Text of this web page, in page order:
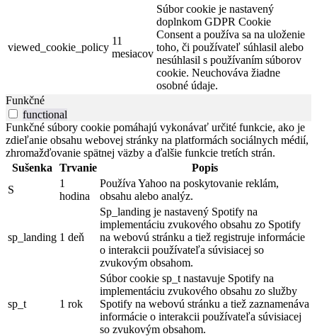
viewed_cookie_policy
11
mesiacov
Súbor cookie je nastavený
doplnkom GDPR Cookie
Consent a používa sa na uloženie
toho, či používateľ súhlasil alebo
nesúhlasil s používaním súborov
cookie. Neuchováva žiadne
osobné údaje.
Funkčné
functional
Funkčné súbory cookie pomáhajú vykonávať určité funkcie, ako je
zdieľanie obsahu webovej stránky na platformách sociálnych médií,
zhromažďovanie spätnej väzby a ďalšie funkcie tretích strán.
Sušenka
Trvanie
Popis
S
1
hodina
Používa Yahoo na poskytovanie reklám,
obsahu alebo analýz.
sp_landing 1 deň
Sp_landing je nastavený Spotify na
implementáciu zvukového obsahu zo Spotify
na webovú stránku a tiež registruje informácie
o interakcii používateľa súvisiacej so
zvukovým obsahom.
sp_t 1 rok
Súbor cookie sp_t nastavuje Spotify na
implementáciu zvukového obsahu zo služby
Spotify na webovú stránku a tiež zaznamenáva
informácie o interakcii používateľa súvisiacej
so zvukovým obsahom.